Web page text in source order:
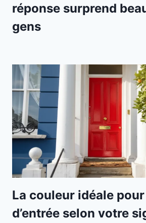
réponse surprend
gens
La couleur idéale
d’entrée selon votre